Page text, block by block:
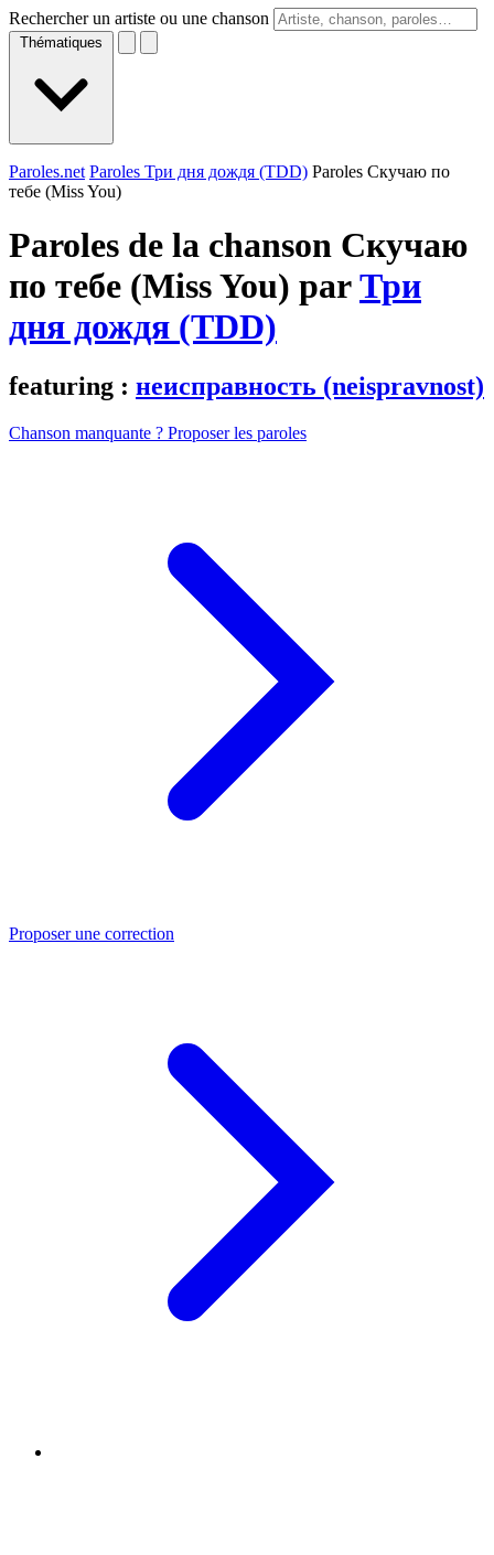
Rechercher un artiste ou une chanson
Thématiques
Paroles.net Paroles Три дня дождя (TDD) Paroles Скучаю по
тeбe (Miss You)
Paroles de la chanson Скучаю
по тeбe (Miss You) parТри
дня дождя (TDD)
featuring : нeисправность (neispravnost)
Chanson manquante ? Proposer les paroles
Proposer une correction